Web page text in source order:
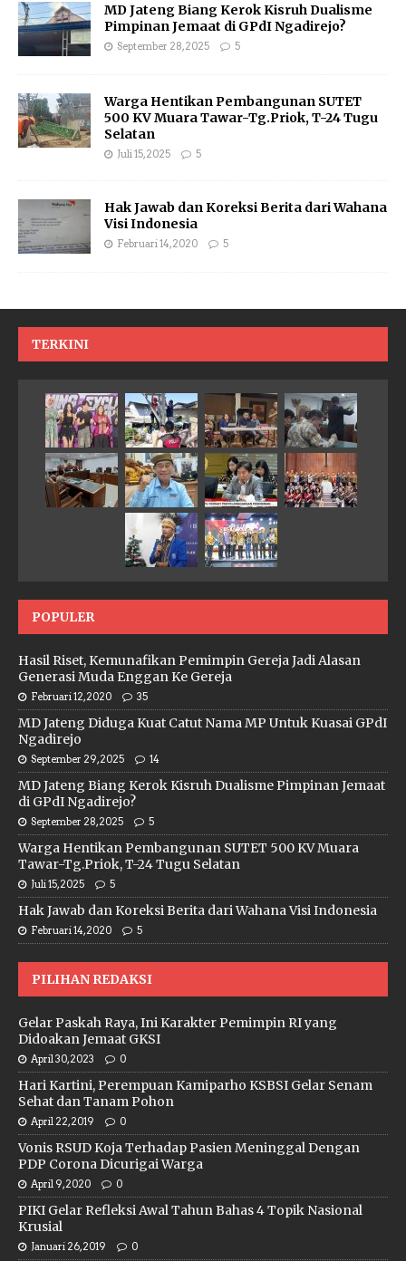
MD Jateng Biang Kerok Kisruh Dualisme
Pimpinan Jemaat di GPdI Ngadirejo?
September 28, 2025 5
Warga Hentikan Pembangunan SUTET
500 KV Muara Tawar-Tg.Priok, T-24 Tugu
Selatan
Juli 15, 2025 5
Hak Jawab dan Koreksi Berita dari Wahana
Visi Indonesia
Februari 14, 2020 5
TERKINI
POPULER
Hasil Riset, Kemunafikan Pemimpin Gereja Jadi Alasan
Generasi Muda Enggan Ke Gereja
Februari 12, 2020 35
MD Jateng Diduga Kuat Catut Nama MP Untuk Kuasai GPdI
Ngadirejo
September 29, 2025 14
MD Jateng Biang Kerok Kisruh Dualisme Pimpinan Jemaat
di GPdI Ngadirejo?
September 28, 2025 5
Warga Hentikan Pembangunan SUTET 500 KV Muara
Tawar-Tg.Priok, T-24 Tugu Selatan
Juli 15, 2025 5
Hak Jawab dan Koreksi Berita dari Wahana Visi Indonesia
Februari 14, 2020 5
PILIHAN REDAKSI
Gelar Paskah Raya, Ini Karakter Pemimpin RI yang
Didoakan Jemaat GKSI
April 30, 2023 0
Hari Kartini, Perempuan Kamiparho KSBSI Gelar Senam
Sehat dan Tanam Pohon
April 22, 2019 0
Vonis RSUD Koja Terhadap Pasien Meninggal Dengan
PDP Corona Dicurigai Warga
April 9, 2020 0
PIKI Gelar Refleksi Awal Tahun Bahas 4 Topik Nasional
Krusial
Januari 26, 2019 0